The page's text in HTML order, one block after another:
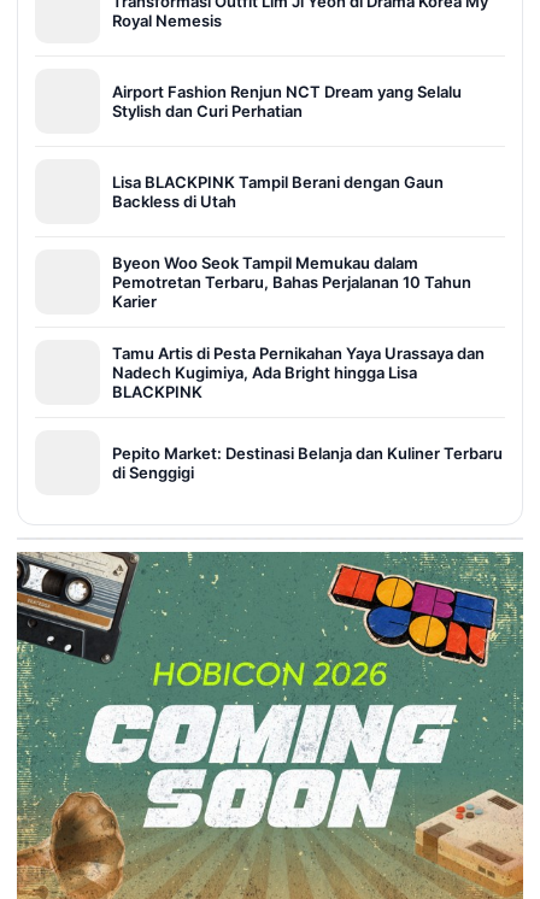
Royal Nemesis
Airport Fashion Renjun NCT Dream yang Selalu
Stylish dan Curi Perhatian
Lisa BLACKPINK Tampil Berani dengan Gaun
Backless di Utah
Byeon Woo Seok Tampil Memukau dalam
Pemotretan Terbaru, Bahas Perjalanan 10 Tahun
Karier
Tamu Artis di Pesta Pernikahan Yaya Urassaya dan
Nadech Kugimiya, Ada Bright hingga Lisa
BLACKPINK
Pepito Market: Destinasi Belanja dan Kuliner Terbaru
di Senggigi